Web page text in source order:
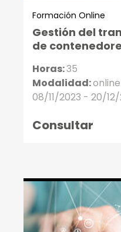
Formación Online
Gestión del
de
Horas:35
Modalidad:online
08/11/2023 - 20/
Consultar